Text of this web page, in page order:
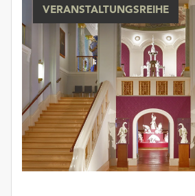
VERANSTALTUNGSREIHE